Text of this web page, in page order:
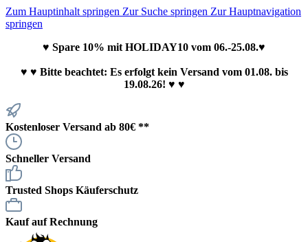
Zum Hauptinhalt springen Zur Suche springen Zur Hauptnavigation
springen
♥ Spare 10% mit HOLIDAY10 vom 06.-25.08.♥
♥ ♥ Bitte beachtet: Es erfolgt kein Versand vom 01.08. bis
19.08.26! ♥ ♥
Kostenloser Versand ab 80€ **
Schneller Versand
Trusted Shops Käuferschutz
Kauf auf Rechnung